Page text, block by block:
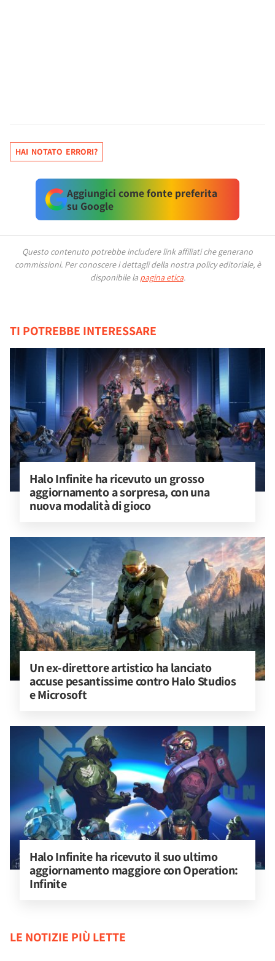
HAI NOTATO ERRORI?
Aggiungici come fonte preferita
su Google
Questo contenuto potrebbe includere link affiliati che generano
commissioni. Per conoscere i dettagli della nostra policy editoriale, è
disponibile la pagina etica.
TI POTREBBE INTERESSARE
Halo Infinite ha ricevuto un grosso
aggiornamento a sorpresa, con una
nuova modalità di gioco
Un ex-direttore artistico ha lanciato
accuse pesantissime contro Halo Studios
e Microsoft
Halo Infinite ha ricevuto il suo ultimo
aggiornamento maggiore con Operation:
Infinite
LE NOTIZIE PIÙ LETTE